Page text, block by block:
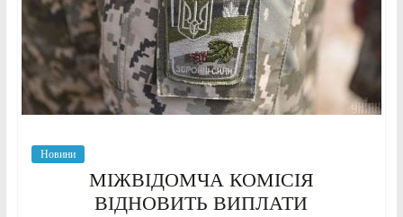
Новини
МІЖВІДОМЧА КОМІСІЯ
ВІДНОВИТЬ ВИПЛАТИ